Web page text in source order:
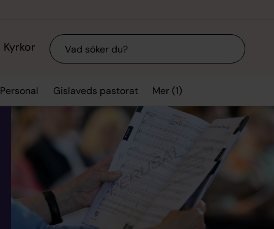
Kyrkor Sök
Personal Gislaveds pastorat Mer (1)